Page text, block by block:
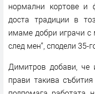
нормални кортове и
доста традиции в
имаме добри играчи с
след мен“, сподели 35-
Димитров добави, че
прави такива